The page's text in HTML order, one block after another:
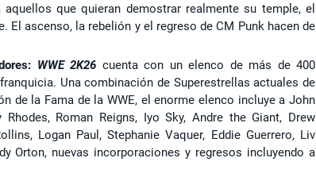
aquellos que quieran demostrar realmente su temple, el
El ascenso, la rebelión y el regreso de CM Punk hacen de
WWE 2K26 cuenta con un elenco de más de 400
Una combinación de Superestrellas actuales de
de la Fama de la WWE, el enorme elenco incluye a John
Rhodes, Roman Reigns, Iyo Sky, Andre the Giant, Drew
Logan Paul, Stephanie Vaquer, Eddie Guerrero, Liv
Orton, nuevas incorporaciones y regresos incluyendo a